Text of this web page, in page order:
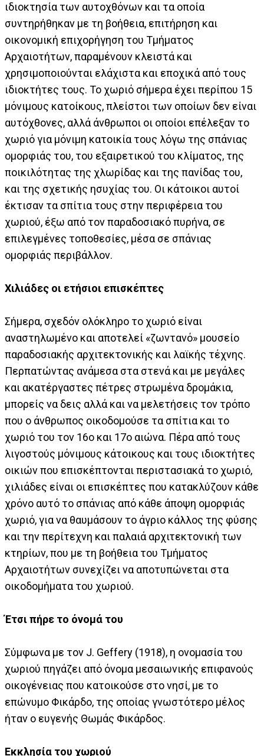
ιδιοκτησία των αυτοχθόνων και τα οποία
συντηρήθηκαν με τη βοήθεια, επιτήρηση και
οικονομική επιχορήγηση του Τμήματος
Αρχαιοτήτων, παραμένουν κλειστά και
χρησιμοποιούνται ελάχιστα και εποχικά από τους
ιδιοκτήτες τους. Το χωριό σήμερα έχει περίπου 15
μόνιμους κατοίκους, πλείστοι των οποίων δεν είναι
αυτόχθονες, αλλά άνθρωποι οι οποίοι επέλεξαν το
χωριό για μόνιμη κατοικία τους λόγω της σπάνιας
ομορφιάς του, του εξαιρετικού του κλίματος, της
ποικιλότητας της χλωρίδας και της πανίδας του,
και της σχετικής ησυχίας του. Οι κάτοικοι αυτοί
έκτισαν τα σπίτια τους στην περιφέρεια του
χωριού, έξω από τον παραδοσιακό πυρήνα, σε
επιλεγμένες τοποθεσίες, μέσα σε σπάνιας
ομορφιάς περιβάλλον.
Χιλιάδες οι ετήσιοι επισκέπτες
Σήμερα, σχεδόν ολόκληρο το χωριό είναι
αναστηλωμένο και αποτελεί «ζωντανό» μουσείο
παραδοσιακής αρχιτεκτονικής και λαϊκής τέχνης.
Περπατώντας ανάμεσα στα στενά και με μεγάλες
και ακατέργαστες πέτρες στρωμένα δρομάκια,
μπορείς να δεις αλλά και να μελετήσεις τον τρόπο
που ο άνθρωπος οικοδομούσε τα σπίτια και το
χωριό του τον 16ο και 17ο αιώνα. Πέρα από τους
λιγοστούς μόνιμους κάτοικους και τους ιδιοκτήτες
οικιών που επισκέπτονται περιστασιακά το χωριό,
χιλιάδες είναι οι επισκέπτες που κατακλύζουν κάθε
χρόνο αυτό το σπάνιας από κάθε άποψη ομορφιάς
χωριό, για να θαυμάσουν το άγριο κάλλος της φύσης
και την περίτεχνη και παλαιά αρχιτεκτονική των
κτηρίων, που με τη βοήθεια του Τμήματος
Αρχαιοτήτων συνεχίζει να αποτυπώνεται στα
οικοδομήματα του χωριού.
Έτσι πήρε το όνομά του
Σύμφωνα με τον J. Geffery (1918), η ονομασία του
χωριού πηγάζει από όνομα μεσαιωνικής επιφανούς
οικογένειας που κατοικούσε στο νησί, με το
επώνυμο Φικάρδο, της οποίας γνωστότερο μέλος
ήταν ο ευγενής Θωμάς Φικάρδος.
Εκκλησία του χωριού